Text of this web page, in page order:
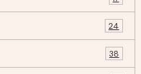
24
38